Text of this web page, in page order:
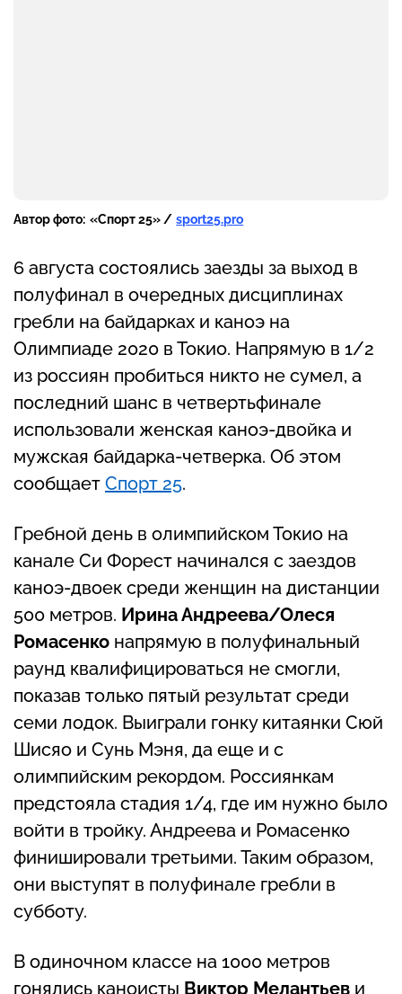
Автор фото: «Спорт 25» / sport25.pro
6 августа состоялись заезды за выход в
полуфинал в очередных дисциплинах
гребли на байдарках и каноэ на
Олимпиаде 2020 в Токио. Напрямую в 1/2
из россиян пробиться никто не сумел, а
последний шанс в четвертьфинале
использовали женская каноэ-двойка и
мужская байдарка-четверка. Об этом
сообщает Спорт 25.
Гребной день в олимпийском Токио на
канале Си Форест начинался с заездов
каноэ-двоек среди женщин на дистанции
500 метров. Ирина Андреева/Олеся
Ромасенко напрямую в полуфинальный
раунд квалифицироваться не смогли,
показав только пятый результат среди
семи лодок. Выиграли гонку китаянки Сюй
Шисяо и Сунь Мэня, да еще и с
олимпийским рекордом. Россиянкам
предстояла стадия 1/4, где им нужно было
войти в тройку. Андреева и Ромасенко
финишировали третьими. Таким образом,
они выступят в полуфинале гребли в
субботу.
В одиночном классе на 1000 метров
гонялись каноисты Виктор Мелантьев и